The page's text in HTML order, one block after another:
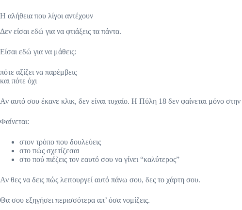
Η αλήθεια που λίγοι αντέχουν
Δεν είσαι εδώ για να φτιάξεις τα πάντα.
Είσαι εδώ για να μάθεις:
πότε αξίζει να παρέμβεις
και πότε όχι
Αν αυτό σου έκανε κλικ, δεν είναι τυχαίο. Η Πύλη 18 δεν φαίνεται μόνο στην
Φαίνεται:
στον τρόπο που δουλεύεις
στο πώς σχετίζεσαι
στο πού πιέζεις τον εαυτό σου να γίνει “καλύτερος”
Αν θες να δεις πώς λειτουργεί αυτό πάνω σου, δες το χάρτη σου.
Θα σου εξηγήσει περισσότερα απ’ όσα νομίζεις.